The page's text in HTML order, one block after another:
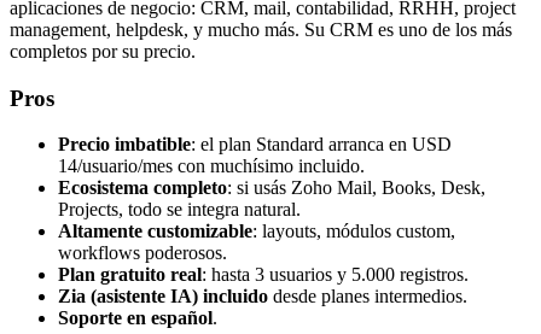
aplicaciones de negocio: CRM, mail, contabilidad, RRHH, project
management, helpdesk, y mucho más. Su CRM es uno de los más
completos por su precio.
Pros
Precio imbatible: el plan Standard arranca en USD
14/usuario/mes con muchísimo incluido.
Ecosistema completo: si usás Zoho Mail, Books, Desk,
Projects, todo se integra natural.
Altamente customizable: layouts, módulos custom,
workflows poderosos.
Plan gratuito real: hasta 3 usuarios y 5.000 registros.
Zia (asistente IA) incluido desde planes intermedios.
Soporte en español.